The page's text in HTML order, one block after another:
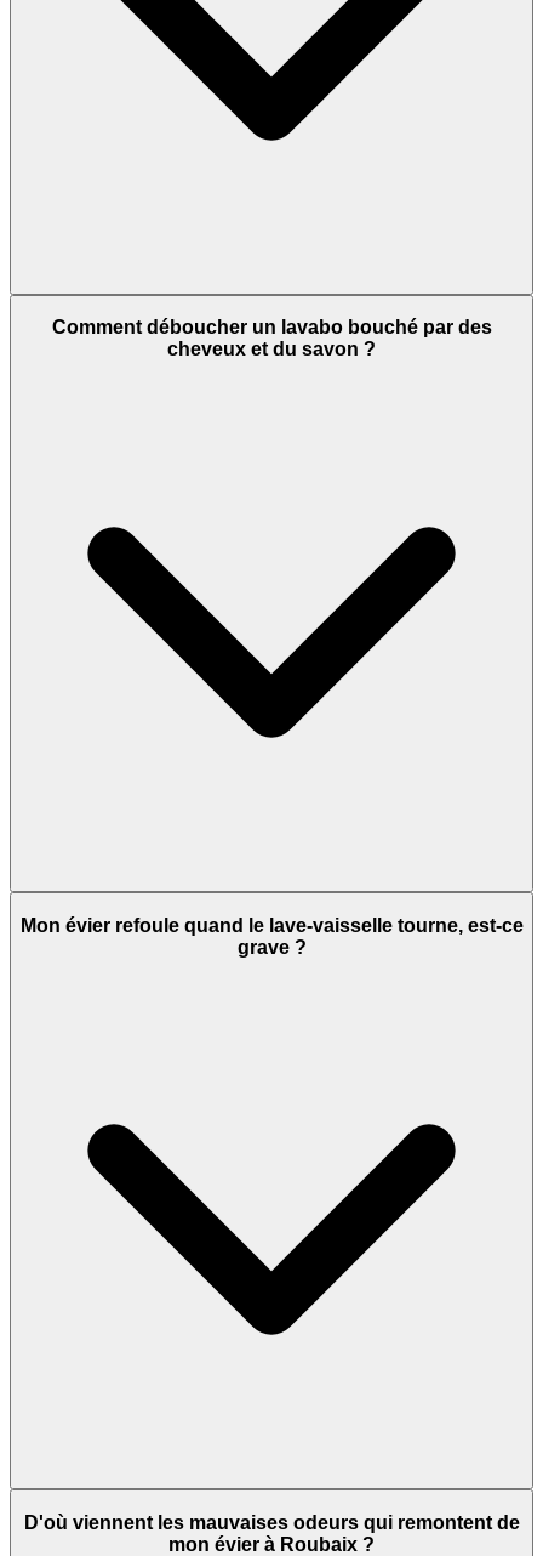
Comment déboucher un lavabo bouché par des
cheveux et du savon ?
Mon évier refoule quand le lave-vaisselle tourne, est-ce
grave ?
D'où viennent les mauvaises odeurs qui remontent de
mon évier à Roubaix ?